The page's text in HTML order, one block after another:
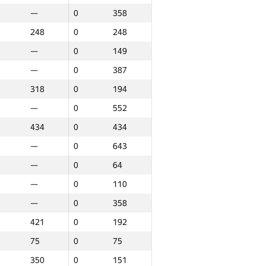
— 0
358
248
0
248
—
0
149
—
0
387
318
0
194
—
0
552
434
0
434
—
0
643
—
0
64
—
0
110
—
0
358
421
0
192
75
0
75
350
0 151
Итого
Место GP30 Место